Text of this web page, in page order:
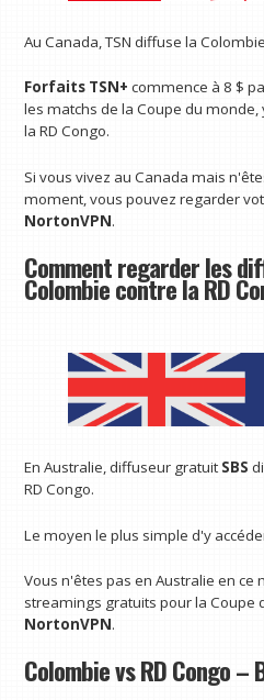
Au Canada, TSN diffuse la
Forfaits TSN+ commence à 8 $
les matchs de la Coupe du
la RD Congo.
Si vous vivez au Canada mais
moment, vous pouvez regarder
NortonVPN.
Comment regarder les
Colombie contre la RD
En Australie, diffuseur gratuit SBS
RD Congo.
Le moyen le plus simple d'y
Vous n'êtes pas en Australie en ce
streamings gratuits pour la Coupe
NortonVPN.
Colombie vs RD Congo –